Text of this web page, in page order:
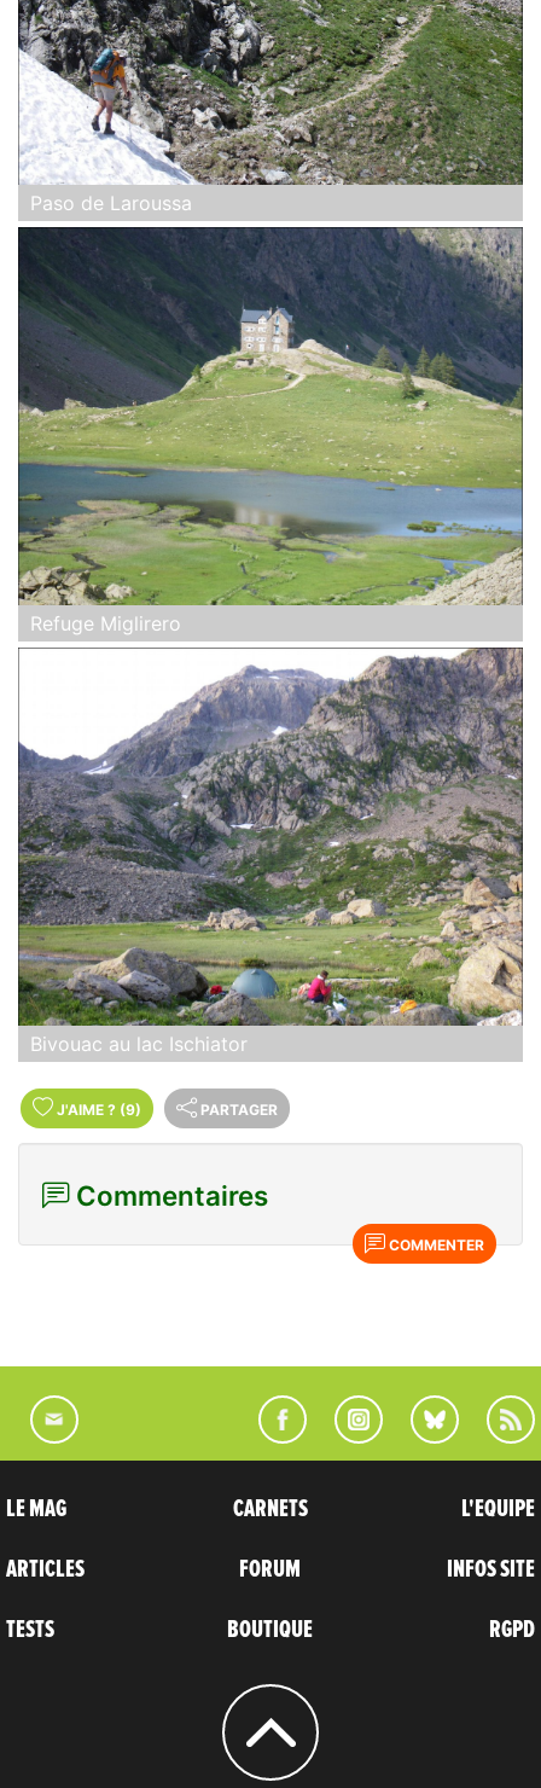
Paso de Laroussa
Refuge Miglirero
Bivouac au lac Ischiator
J'AIME ? (9) PARTAGER
Commentaires
COMMENTER
LE MAG
ARTICLES
TESTS
CARNETS
FORUM
BOUTIQUE
L'EQUIPE
INFOS SITE
RGPD